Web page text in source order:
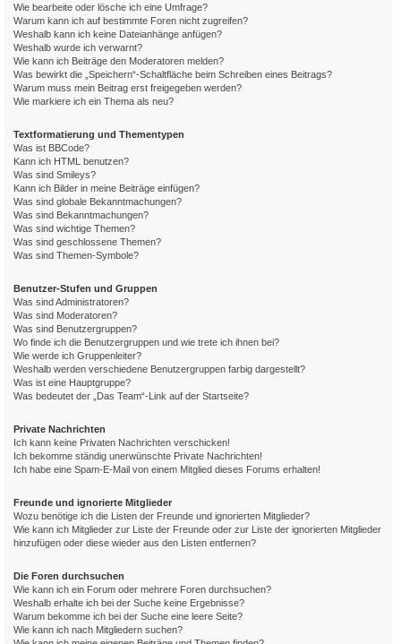
Wie bearbeite oder lösche ich eine Umfrage?
Warum kann ich auf bestimmte Foren nicht zugreifen?
Weshalb kann ich keine Dateianhänge anfügen?
Weshalb wurde ich verwarnt?
Wie kann ich Beiträge den Moderatoren melden?
Was bewirkt die „Speichern“-Schaltfläche beim Schreiben eines Beitrags?
Warum muss mein Beitrag erst freigegeben werden?
Wie markiere ich ein Thema als neu?
Textformatierung und Thementypen
Was ist BBCode?
Kann ich HTML benutzen?
Was sind Smileys?
Kann ich Bilder in meine Beiträge einfügen?
Was sind globale Bekanntmachungen?
Was sind Bekanntmachungen?
Was sind wichtige Themen?
Was sind geschlossene Themen?
Was sind Themen-Symbole?
Benutzer-Stufen und Gruppen
Was sind Administratoren?
Was sind Moderatoren?
Was sind Benutzergruppen?
Wo finde ich die Benutzergruppen und wie trete ich ihnen bei?
Wie werde ich Gruppenleiter?
Weshalb werden verschiedene Benutzergruppen farbig dargestellt?
Was ist eine Hauptgruppe?
Was bedeutet der „Das Team“-Link auf der Startseite?
Private Nachrichten
Ich kann keine Privaten Nachrichten verschicken!
Ich bekomme ständig unerwünschte Private Nachrichten!
Ich habe eine Spam-E-Mail von einem Mitglied dieses Forums erhalten!
Freunde und ignorierte Mitglieder
Wozu benötige ich die Listen der Freunde und ignorierten Mitglieder?
Wie kann ich Mitglieder zur Liste der Freunde oder zur Liste der ignorierten Mitglieder
hinzufügen oder diese wieder aus den Listen entfernen?
Die Foren durchsuchen
Wie kann ich ein Forum oder mehrere Foren durchsuchen?
Weshalb erhalte ich bei der Suche keine Ergebnisse?
Warum bekomme ich bei der Suche eine leere Seite?
Wie kann ich nach Mitgliedern suchen?